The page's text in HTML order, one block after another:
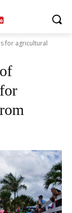
for agricultural